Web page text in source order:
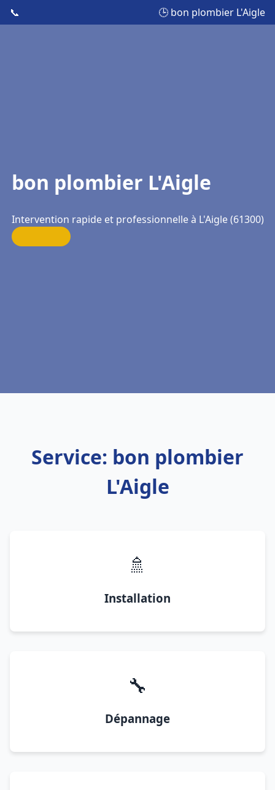
📞 🕒 bon plombier L'Aigle
bon plombier L'Aigle
Intervention rapide et professionnelle à L'Aigle (61300)
Service: bon plombier
L'Aigle
🚿
Installation
🔧
Dépannage